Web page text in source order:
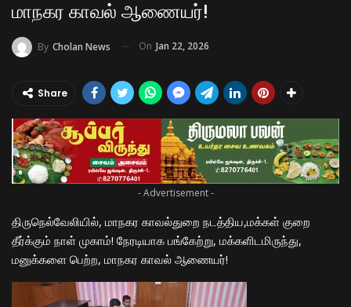
மாநகர காவல் ஆணையர்!
By Cholan News On Jan 22, 2026
Share
- Advertisement -
திருநெல்வேலியில், மாநகர காவல்துறை நடத்திய,மக்கள் குறை
தீர்க்கும் நாள் முகாம்! நேரடியாக பங்கேற்று, மக்களிடமிருந்து,
மனுக்களை பெற்ற, மாநகர காவல் ஆணையர்!